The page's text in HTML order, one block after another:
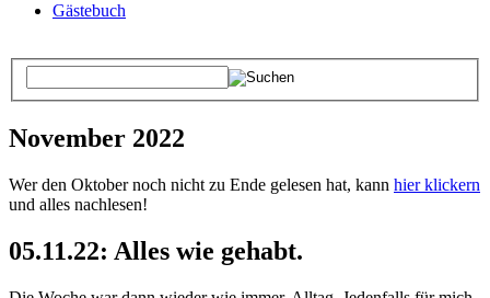
Gästebuch
November 2022
Wer den Oktober noch nicht zu Ende gelesen hat, kann hier klickern
und alles nachlesen!
05.11.22: Alles wie gehabt.